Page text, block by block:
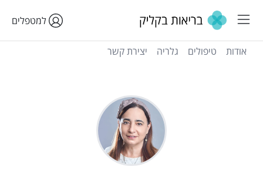
למטפלים
אודות טיפולים גלריה יצירת קשר